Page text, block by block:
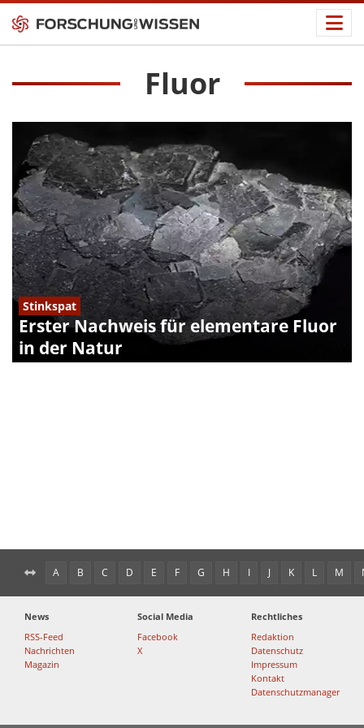
Fluor
Stinkspat
Erster Nachweis für elementare Fluor
in der Natur
A B C D E F G H I J K L M
News
RSS-Feed
Nachrichten
Magazin
Social Media
Facebook
X
Rechtliches
Redaktion
Datenschutz
Impressum
Kontakt
Datenschutzmanager